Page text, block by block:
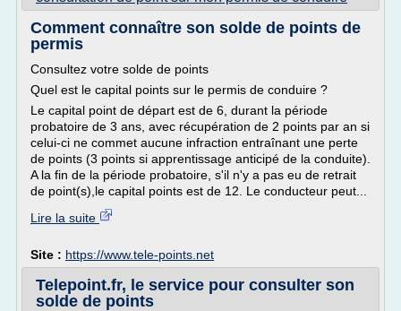
Comment connaître son solde de points de
permis
Consultez votre solde de points
Quel est le capital points sur le permis de conduire ?
Le capital point de départ est de 6, durant la période
probatoire de 3 ans, avec récupération de 2 points par an si
celui-ci ne commet aucune infraction entraînant une perte
de points (3 points si apprentissage anticipé de la conduite).
A la fin de la période probatoire, s'il n'y a pas eu de retrait
de point(s),le capital points est de 12. Le conducteur peut...
Lire la suite
Site : https://www.tele-points.net
Telepoint.fr, le service pour consulter son
solde de points